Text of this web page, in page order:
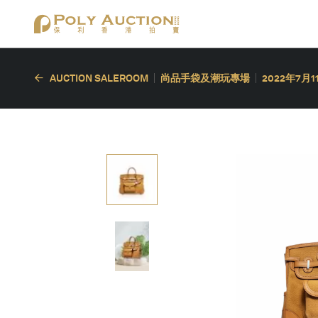
AUCTION SALEROOM 尚品手袋及潮玩專場 2022年7月